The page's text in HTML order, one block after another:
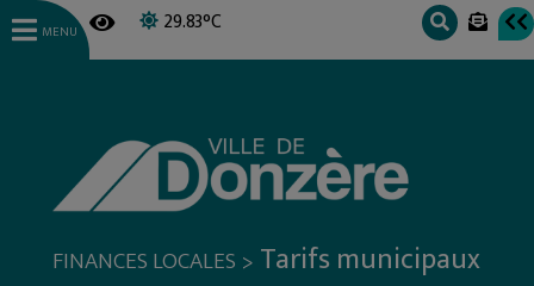
29.83°C
MENU
FINANCES LOCALES > Tarifs municipaux